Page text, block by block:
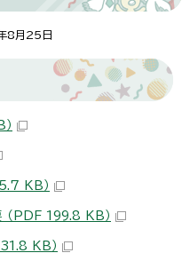
8月25日
KB）
PDF 199.8 KB）
KB）